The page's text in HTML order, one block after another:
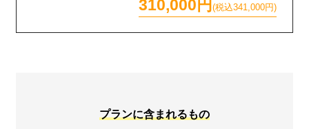
310,000円 (税込341,000円)
プランに含まれるもの